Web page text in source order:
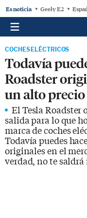
Es noticia Geely E2
COCHES ELÉCTRICOS
Todavía
Roadster
un alto precio
El Tesla Roadster
salida para lo que
marca de coches
Todavía puedes
originales en el
verdad, no te